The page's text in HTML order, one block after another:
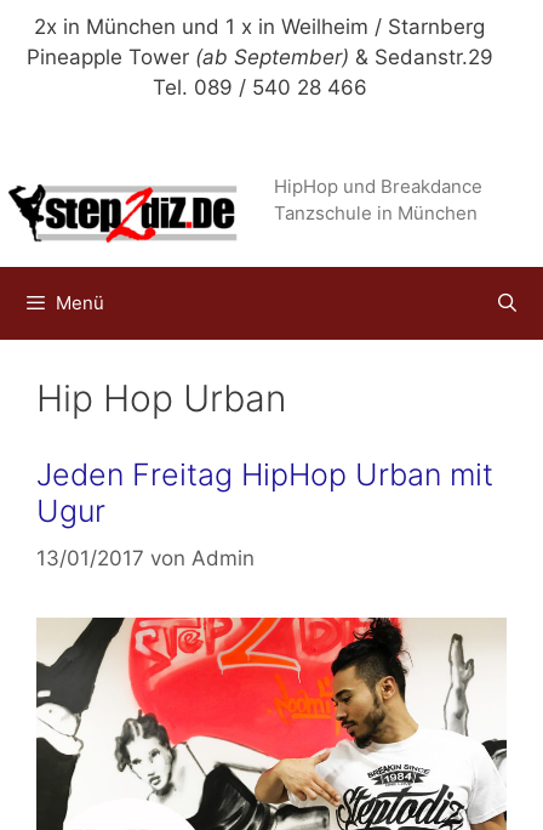
Zum
Inhalt
2x in München und 1 x in Weilheim / Starnberg
Pineapple Tower (ab September) & Sedanstr.29
Tel. 089 / 540 28 466
HipHop und Breakdance
Tanzschule in München
Menü
Hip Hop Urban
Jeden Freitag HipHop Urban mit
Ugur
13/01/2017 von Admin